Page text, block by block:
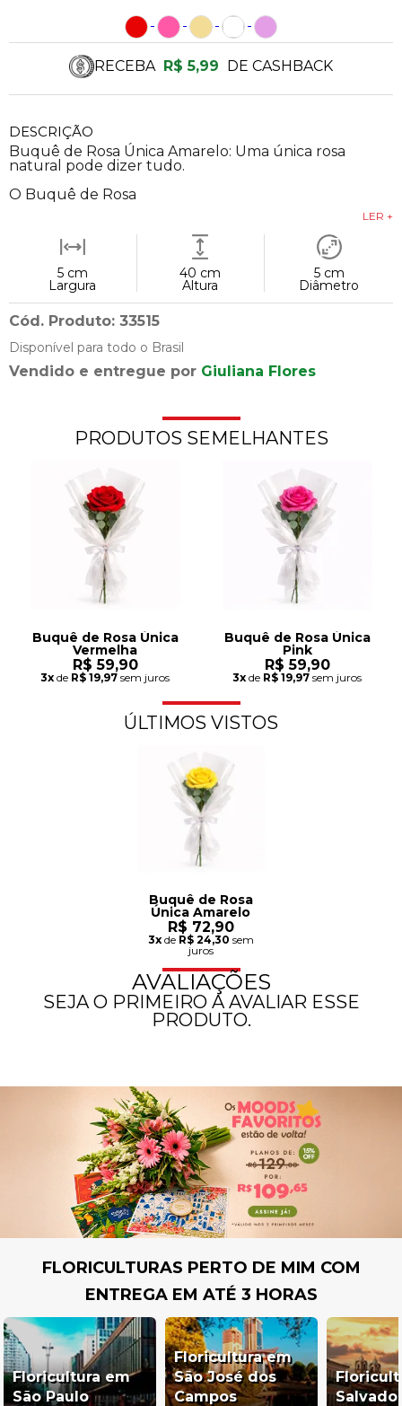
DESCRIÇÃO
Buquê de Rosa Única Amarelo: Uma única rosa
natural pode dizer tudo.
O Buquê de Rosa
LER +
5 cm
Largura
40 cm
Altura
5 cm
Diâmetro
Cód. Produto: 33515
Disponível para todo o Brasil
Vendido e entregue por Giuliana Flores
RECEBA R$ 5,99 DE CASHBACK
PRODUTOS SEMELHANTES
Buquê de Rosa Única
Vermelha
R$ 59,90
3x de R$ 19,97 sem juros
Buquê de Rosa Única
Pink
R$ 59,90
3x de R$ 19,97 sem juros
ÚLTIMOS VISTOS
Buquê de Rosa
Única Amarelo
R$ 72,90
3xde R$ 24,30 sem
juros
AVALIAÇÕES
SEJA O PRIMEIRO A AVALIAR ESSE
PRODUTO.
FLORICULTURAS PERTO DE MIM COM
ENTREGA EM ATÉ 3 HORAS
Floricultura em
São Paulo
Floricultura em
São José dos
Campos